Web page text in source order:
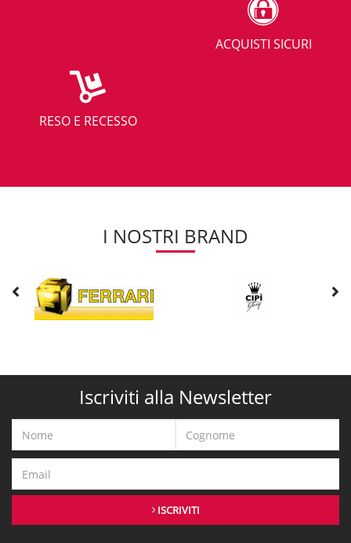
ACQUISTI SICURI
RESO E RECESSO
I NOSTRI BRAND
Iscriviti alla Newsletter
ISCRIVITI